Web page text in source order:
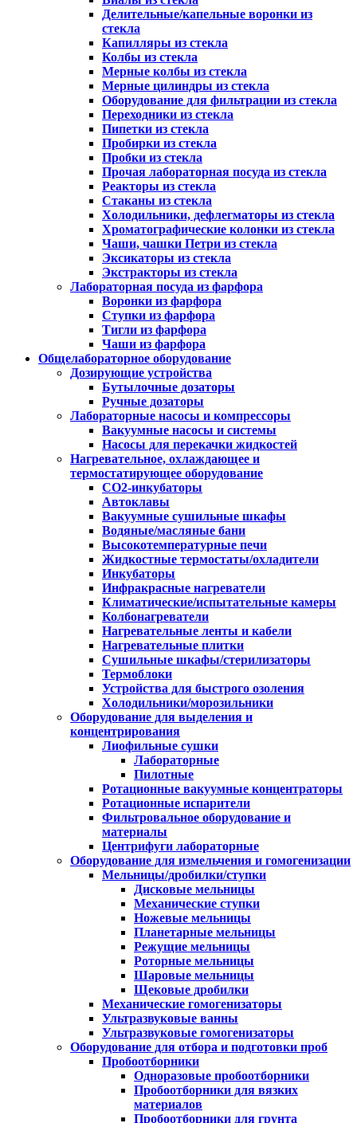
Делительные/капельные воронки из
стекла
Капилляры из стекла
Колбы из стекла
Мерные колбы из стекла
Мерные цилиндры из стекла
Оборудование для фильтрации из стекла
Переходники из стекла
Пипетки из стекла
Пробирки из стекла
Пробки из стекла
Прочая лабораторная посуда из стекла
Реакторы из стекла
Стаканы из стекла
Холодильники, дефлегматоры из стекла
Хроматографические колонки из стекла
Чаши, чашки Петри из стекла
Эксикаторы из стекла
Экстракторы из стекла
Лабораторная посуда из фарфора
Воронки из фарфора
Ступки из фарфора
Тигли из фарфора
Чаши из фарфора
Общелабораторное оборудование
Дозирующие устройства
Бутылочные дозаторы
Ручные дозаторы
Лабораторные насосы и компрессоры
Вакуумные насосы и системы
Насосы для перекачки жидкостей
Нагревательное, охлаждающее и
термостатирующее оборудование
CO2-инкубаторы
Автоклавы
Вакуумные сушильные шкафы
Водяные/масляные бани
Высокотемпературные печи
Жидкостные термостаты/охладители
Инкубаторы
Инфракрасные нагреватели
Климатические/испытательные камеры
Колбонагреватели
Нагревательные ленты и кабели
Нагревательные плитки
Сушильные шкафы/стерилизаторы
Термоблоки
Устройства для быстрого озоления
Холодильники/морозильники
Оборудование для выделения и
концентрирования
Лиофильные сушки
Лабораторные
Пилотные
Ротационные вакуумные концентраторы
Ротационные испарители
Фильтровальное оборудование и
материалы
Центрифуги лабораторные
Оборудование для измельчения и гомогенизации
Мельницы/дробилки/ступки
Дисковые мельницы
Механические ступки
Ножевые мельницы
Планетарные мельницы
Режущие мельницы
Роторные мельницы
Шаровые мельницы
Щековые дробилки
Механические гомогенизаторы
Ультразвуковые ванны
Ультразвуковые гомогенизаторы
Оборудование для отбора и подготовки проб
Пробоотборники
Одноразовые пробоотборники
Пробоотборники для вязких
материалов
Пробоотборники для грунта